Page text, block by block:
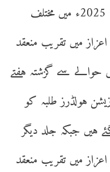
انٹرمیڈیٹ کے سالانہ امتحانات برائے 2025ء میں مختلف
میں تقریب منعقد
حوالے سے گزشتہ ہفتے
ہولڈرز طلبہ کو
ہیں جبکہ جلد دیگر
میں تقریب منعقد